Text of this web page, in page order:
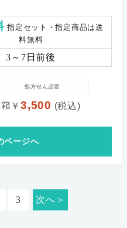
指定セット・指定商品は送
料無料
3～7日前後
￥3,500 (税込)
処方せん必要
ページへ
3 次へ＞